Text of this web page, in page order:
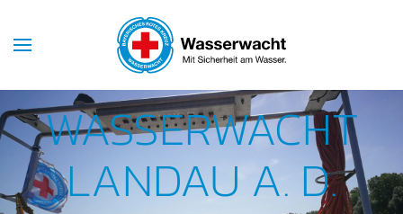
Skip to main content
WASSERWACHT
LANDAU A. D.